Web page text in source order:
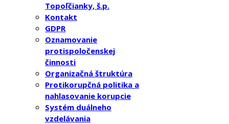
Topoľčianky, š.p.
Kontakt
GDPR
Oznamovanie
protispoločenskej
činnosti
Organizačná štruktúra
Protikorupčná politika a
nahlasovanie korupcie
Systém duálneho
vzdelávania